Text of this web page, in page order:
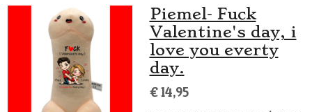
Piemel- Fuck
Valentine's day, i
love you everty
day.
€ 14,95